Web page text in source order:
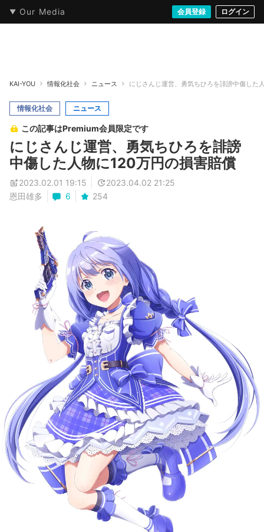
Our Media 会員登録 ログイン
本・文芸 情報化社会 音楽・映像 ゲームストリート
KAI-YOU 情報化社会 ニュース にじさんじ運営、勇気ちひろを誹謗中傷した
情報化社会 ニュース
この記事はPremium会員限定です
にじさんじ運営、勇気ちひろを誹謗
中傷した人物に120万円の損害賠償
2023.02.01 19:15
2023.04.02 21:25
恩田雄多
6 254